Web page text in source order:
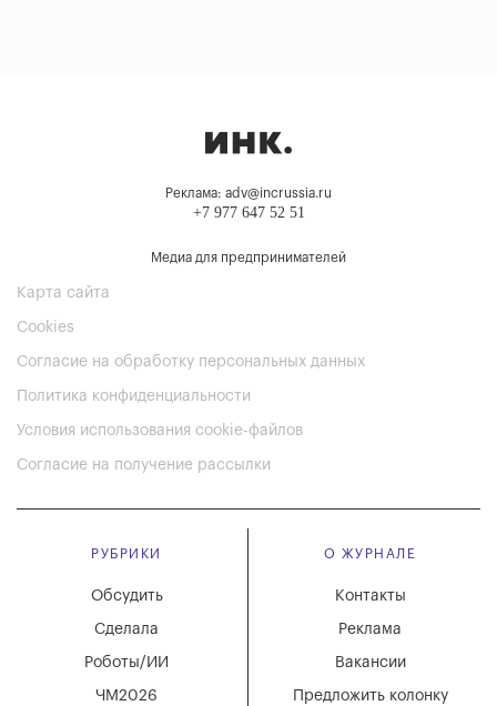
Реклама: adv@incrussia.ru
+7 977 647 52 51
Медиа для предпринимателей
Карта сайта
Cookies
Согласие на обработку персональных данных
Политика конфиденциальности
Условия использования cookie-файлов
Согласие на получение рассылки
РУБРИКИ
Обсудить
Сделала
Роботы/ИИ
ЧМ2026
О ЖУРНАЛЕ
Вакансии
Реклама
Контакты
Предложить колонку